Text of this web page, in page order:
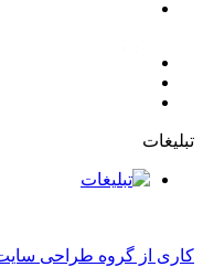
طراحی سایت آسان وب